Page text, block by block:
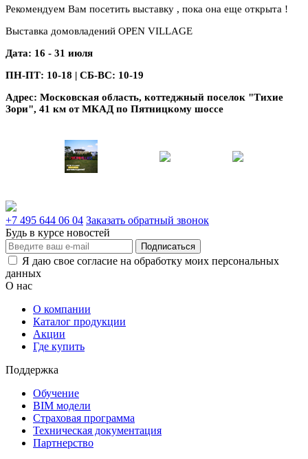
Рекомендуем Вам посетить выставку , пока она еще открыта !
Выставка домовладений OPEN VILLAGE
Дата: 16 - 31 июля
ПН-ПТ: 10-18 | СБ-ВС: 10-19
Адрес: Московская область, коттеджный поселок "Тихие
Зори", 41 км от МКАД по Пятницкому шоссе
+7 495 644 06 04 Заказать обратный звонок
Будь в курсе новостей
Подписаться
Я даю свое согласие на обработку моих персональных
данных
О нас
О компании
Каталог продукции
Акции
Где купить
Поддержка
Обучение
BIM модели
Страховая программа
Техническая документация
Партнерство